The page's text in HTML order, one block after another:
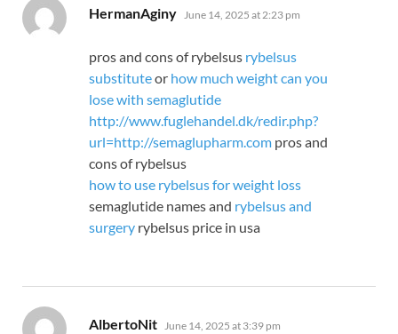
HermanAginy says:
June 14, 2025 at 2:23 pm
pros and cons of rybelsus rybelsus
substituteor how much weight can you
lose with semaglutide
http://www.fuglehandel.dk/redir.php?
url=http://semaglupharm.com pros and
cons of rybelsus
how to use rybelsus for weight loss
semaglutide names and rybelsus and
surgery rybelsus price in usa
AlbertoNit says:
June 14, 2025 at 3:39 pm